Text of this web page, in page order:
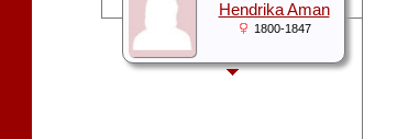
Hendrika Aman
1800-1847